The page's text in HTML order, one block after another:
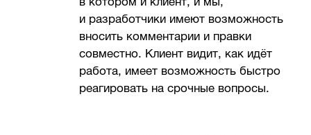
и разработчики имеют возможность
вносить комментарии и правки
совместно. Клиент видит, как идёт
работа, имеет возможность быстро
реагировать на срочные вопросы.